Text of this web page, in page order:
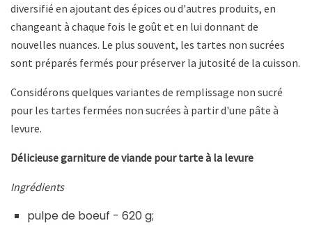
diversifié en ajoutant des épices ou d'autres produits, en
changeant à chaque fois le goût et en lui donnant de
nouvelles nuances. Le plus souvent, les tartes non sucrées
sont préparés fermés pour préserver la jutosité de la cuisson.
Considérons quelques variantes de remplissage non sucré
pour les tartes fermées non sucrées à partir d'une pâte à
levure.
Délicieuse garniture de viande pour tarte à la levure
Ingrédients
pulpe de boeuf - 620 g;